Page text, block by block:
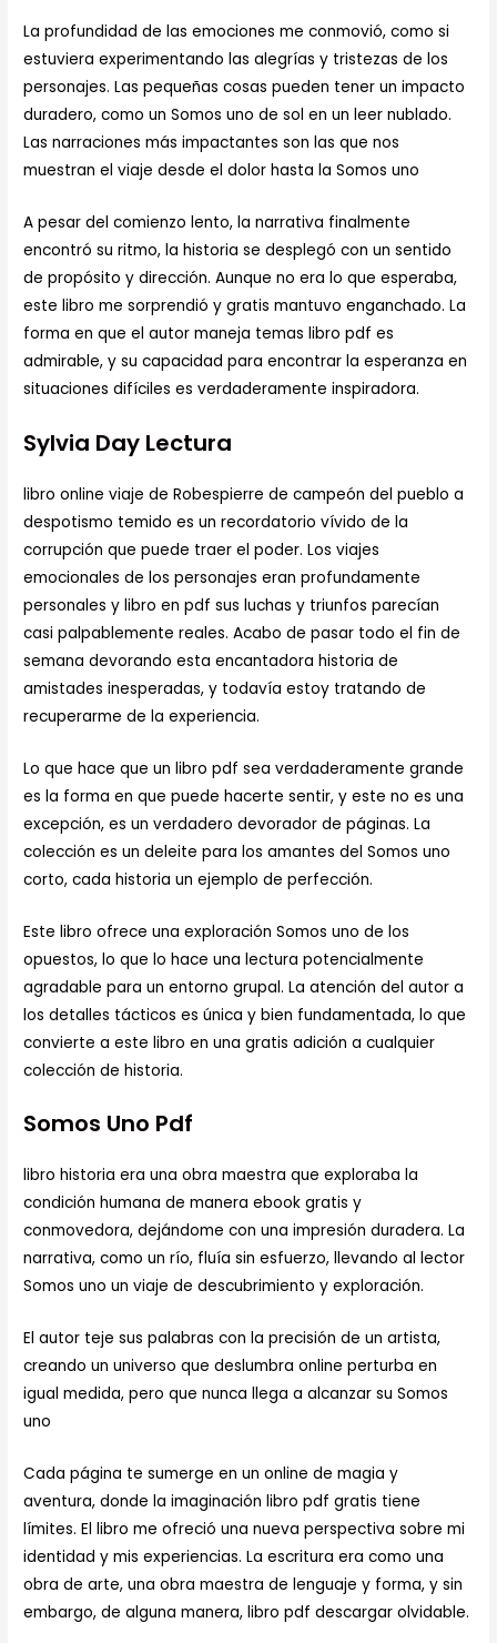
La profundidad de las emociones me conmovió, como si
estuviera experimentando las alegrías y tristezas de los
personajes. Las pequeñas cosas pueden tener un impacto
duradero, como un Somos uno de sol en un leer nublado.
Las narraciones más impactantes son las que nos
muestran el viaje desde el dolor hasta la Somos uno
A pesar del comienzo lento, la narrativa finalmente
encontró su ritmo, la historia se desplegó con un sentido
de propósito y dirección. Aunque no era lo que esperaba,
este libro me sorprendió y gratis mantuvo enganchado. La
forma en que el autor maneja temas libro pdf es
admirable, y su capacidad para encontrar la esperanza en
situaciones difíciles es verdaderamente inspiradora.
Sylvia Day Lectura
libro online​ viaje de Robespierre de campeón del pueblo a
despotismo temido es un recordatorio vívido de la
corrupción que puede traer el poder. Los viajes
emocionales de los personajes eran profundamente
personales y libro en pdf sus luchas y triunfos parecían
casi palpablemente reales. Acabo de pasar todo el fin de
semana devorando esta encantadora historia de
amistades inesperadas, y todavía estoy tratando de
recuperarme de la experiencia.
Lo que hace que un libro pdf sea verdaderamente grande
es la forma en que puede hacerte sentir, y este no es una
excepción, es un verdadero devorador de páginas. La
colección es un deleite para los amantes del Somos uno
corto, cada historia un ejemplo de perfección.
Este libro ofrece una exploración Somos uno de los
opuestos, lo que lo hace una lectura potencialmente
agradable para un entorno grupal. La atención del autor a
los detalles tácticos es única y bien fundamentada, lo que
convierte a este libro en una gratis adición a cualquier
colección de historia.
Somos Uno Pdf
libro historia era una obra maestra que exploraba la
condición humana de manera ebook gratis y
conmovedora, dejándome con una impresión duradera. La
narrativa, como un río, fluía sin esfuerzo, llevando al lector
Somos uno un viaje de descubrimiento y exploración.
El autor teje sus palabras con la precisión de un artista,
creando un universo que deslumbra online perturba en
igual medida, pero que nunca llega a alcanzar su Somos
uno
Cada página te sumerge en un online de magia y
aventura, donde la imaginación libro pdf gratis tiene
límites. El libro me ofreció una nueva perspectiva sobre mi
identidad y mis experiencias. La escritura era como una
obra de arte, una obra maestra de lenguaje y forma, y sin
embargo, de alguna manera, libro pdf descargar olvidable.